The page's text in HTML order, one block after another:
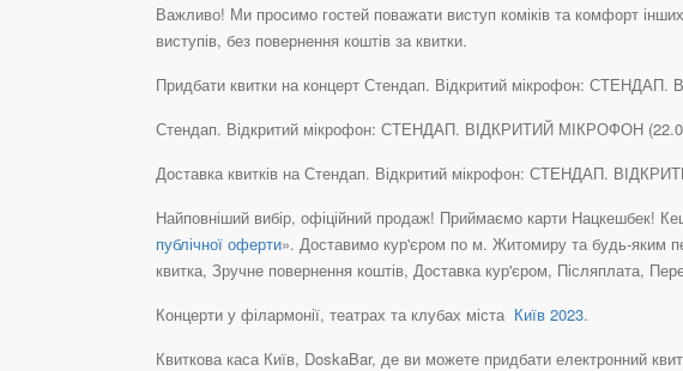
Важливо! Ми просимо гостей поважати виступ коміків та комфорт
виступів, без повернення коштів за квитки.
Придбати квитки на концерт Стендап. Відкритий мікрофон:
Стендап. Відкритий мікрофон: СТЕНДАП. ВІДКРИТИЙ МІКРОФОН (22.07
Доставка квитків на Стендап. Відкритий мікрофон: СТЕНДАП.
Найповніший вибір, офіційний продаж! Приймаємо карти Нацкешбек!
публічної оферти». Доставимо кур'єром по м. Житомиру та будь-яким
квитка, Зручне повернення коштів, Доставка кур'єром, Післяплата,
Концерти у філармонії, театрах та клубах міста Київ 2023.
Квиткова каса Київ, DoskaBar, де ви можете придбати електронний